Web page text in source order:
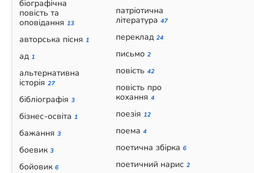
біографічна
повість та
оповідання 13
авторська пісня 1
ад 1
альтернативна
історія 27
бібліографія 3
бізнес-освіта 1
бажання 3
боевик 3
бойовик 6
патріотична
література 47
переклад 24
письмо 2
повість 42
повість про
кохання 4
поезія 12
поема 4
поетична збірка 6
поетичний нарис 2